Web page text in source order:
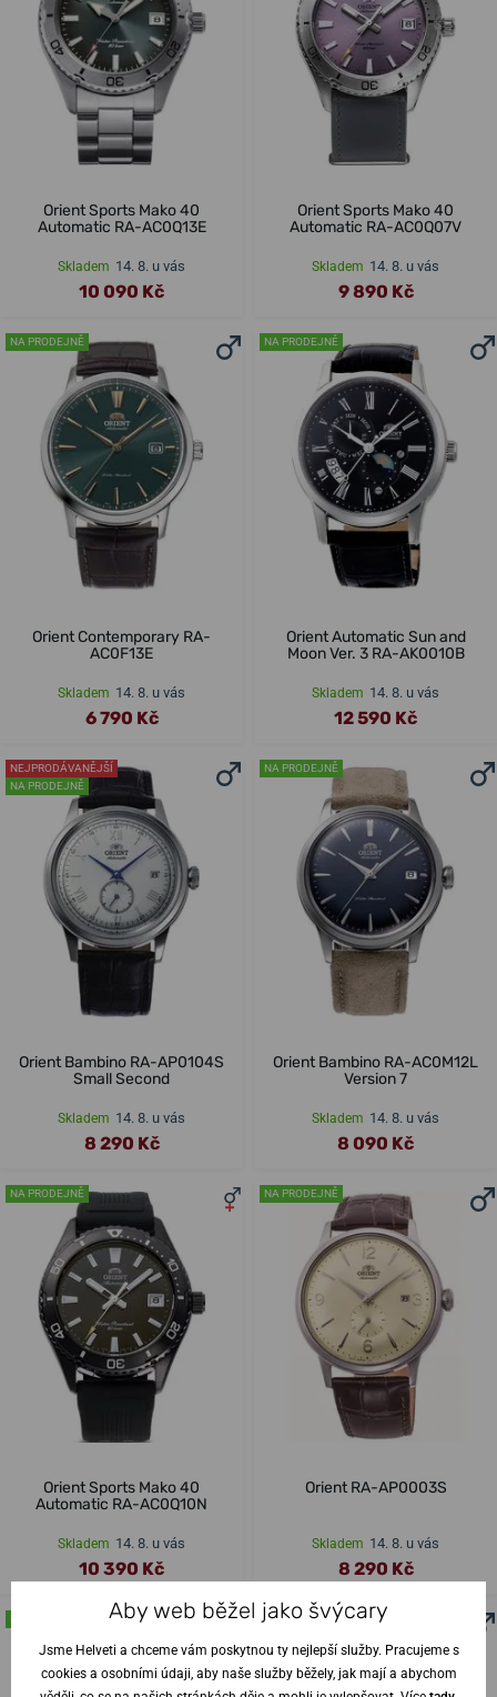
Orient Sports Mako 40
Automatic RA-AC0Q13E
Skladem 14. 8. u vás
10 090 Kč
Orient Sports Mako 40
Automatic RA-AC0Q07V
Skladem 14. 8. u vás
9 890 Kč
NA PRODEJNĚ
Orient Contemporary RA-
AC0F13E
Skladem 14. 8. u vás
6 790 Kč
NA PRODEJNĚ
Orient Automatic Sun and
Moon Ver. 3 RA-AK0010B
Skladem 14. 8. u vás
12 590 Kč
NEJPRODÁVANĚJŠÍ
NA PRODEJNĚ
Orient Bambino RA-AP0104S
Small Second
Skladem 14. 8. u vás
8 290 Kč
NA PRODEJNĚ
Orient Bambino RA-AC0M12L
Version 7
Skladem 14. 8. u vás
8 090 Kč
NA PRODEJNĚ
Orient Sports Mako 40
Automatic RA-AC0Q10N
Skladem 14. 8. u vás
10 390 Kč
NA PRODEJNĚ
Orient RA-AP0003S
Skladem 14. 8. u vás
8 290 Kč
NA PRODEJNĚ
Aby web běžel jako švýcary
Jsme Helveti a chceme vám poskytnou ty nejlepší služby. Pracujeme s
cookies a osobními údaji, aby naše služby běžely, jak mají a abychom